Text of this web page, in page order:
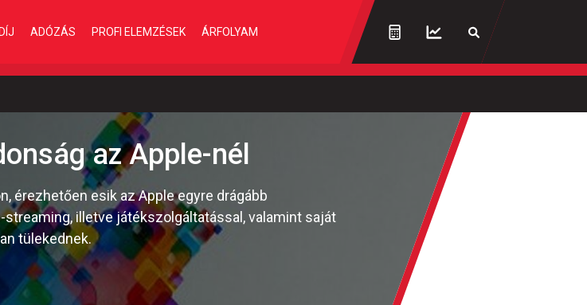
ADÓZÁS PROFI ELEMZÉSEK ÁRFOLYAM
az Apple-nél
érezhetően esik az Apple egyre drágább
illetve játékszolgáltatással, valamint saját
tülekednek.